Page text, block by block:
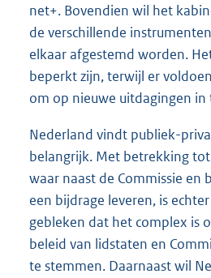
net+. Bovendien wil het
de verschillende
elkaar afgestemd worden.
beperkt zijn, terwijl er
om op nieuwe uitdagingen in
Nederland vindt publiek-
belangrijk. Met betrekking
waar naast de Commissie en
een bijdrage leveren, is
gebleken dat het complex is
beleid van lidstaten en
te stemmen. Daarnaast wil